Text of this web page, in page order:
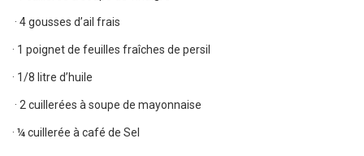
· 4 gousses d’ail frais
· 1 poignet de feuilles fraîches de persil
· 1/8 litre d’huile
· 2 cuillerées à soupe de mayonnaise
· ¼ cuillerée à café de Sel